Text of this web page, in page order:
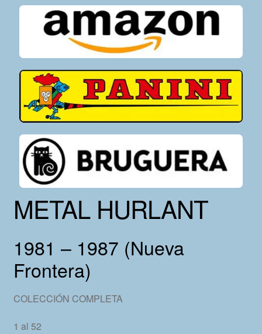
METAL HURLANT
1981 – 1987 (Nueva
Frontera)
COLECCIÓN COMPLETA
1 al 52